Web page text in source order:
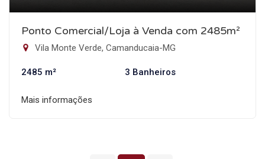
Ponto Comercial/Loja à Venda com 2485m²
Vila Monte Verde, Camanducaia-MG
2485 m² 3 Banheiros
Mais informações